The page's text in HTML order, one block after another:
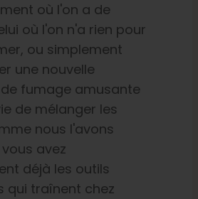
où l'on a de
où l'on n'a rien pour
ou simplement
une nouvelle
fumage amusante
de mélanger les
nous l'avons
avez
déjà les outils
qui traînent chez